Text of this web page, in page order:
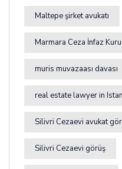
Maltepe şirket avukatı
Marmara Ceza İnfaz
muris muvazaası davası
real estate lawyer in
Silivri Cezaevi avukat
Silivri Cezaevi görüş